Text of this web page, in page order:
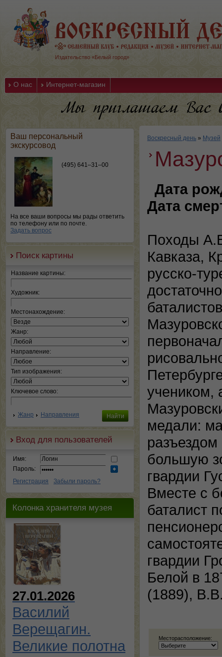
Издательство «Белый город»
О нас Интернет-магазин
Ваш персональный
экскурсовод
(495) 641–31–00
На все ваши вопросы мы рады ответить
по телефону или по почте.
Задать вопрос
Поиск картины
Название картины:
Художник:
Местонахождение:
Жанр:
Направление:
Тип изображения:
Ключевое слово:
Жанр Направления
Вход для пользователей
Имя:
Пароль:
Регистрация
Забыли пароль?
Колонка хранителя музея
27.01.2026
Василий
Верещагин.
Великие полотна
Воскресный день » Музей
Дата
Дата
Походы
Кавказа,
русско-
учеником,
медали:
большую
гвардии
Вместе с
баталист
гвардии
Белой в
(1889),
Месторасположение: